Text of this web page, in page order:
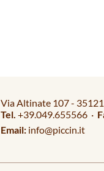
Via Altinate 107 -
Tel. +39.049.655566 ·
Email: info@piccin.it